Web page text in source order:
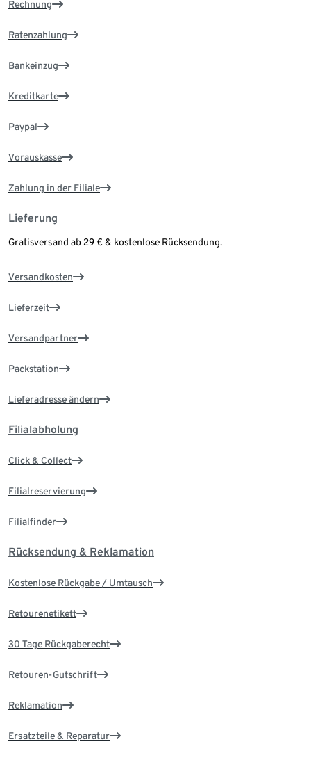
Rechnung
Ratenzahlung
Bankeinzug
Kreditkarte
Paypal
Vorauskasse
Zahlung in der Filiale
Lieferung
Gratisversand ab 29 € & kostenlose Rücksendung.
Versandkosten
Lieferzeit
Versandpartner
Packstation
Lieferadresse ändern
Filialabholung
Click & Collect
Filialreservierung
Filialfinder
Rücksendung & Reklamation
Kostenlose Rückgabe / Umtausch
Retourenetikett
30 Tage Rückgaberecht
Retouren-Gutschrift
Reklamation
Ersatzteile & Reparatur